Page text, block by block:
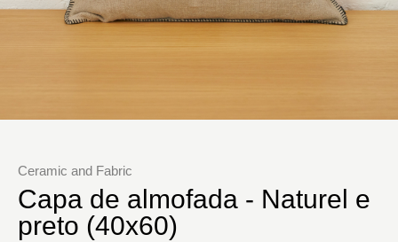
Ceramic and Fabric
Capa de almofada - Naturel e
preto (40x60)